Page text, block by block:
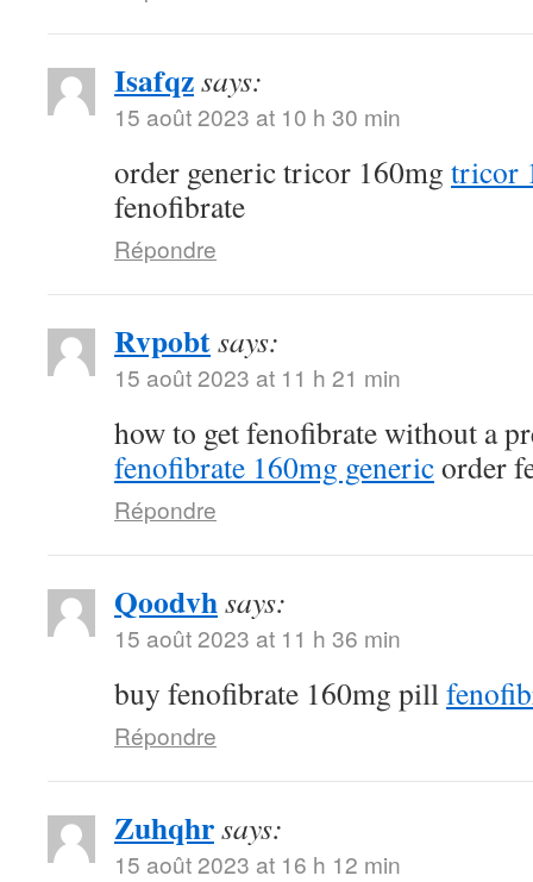
Isafqzsays:
15 août 2023 at 10 h 30 min
order generic tricor 160mg tricor
fenofibrate
Répondre
Rvpobtsays:
15 août 2023 at 11 h 21 min
how to get fenofibrate without a
fenofibrate 160mg genericorder
Répondre
Qoodvhsays:
15 août 2023 at 11 h 36 min
buy fenofibrate 160mg pill
Répondre
Zuhqhrsays:
15 août 2023 at 16 h 12 min